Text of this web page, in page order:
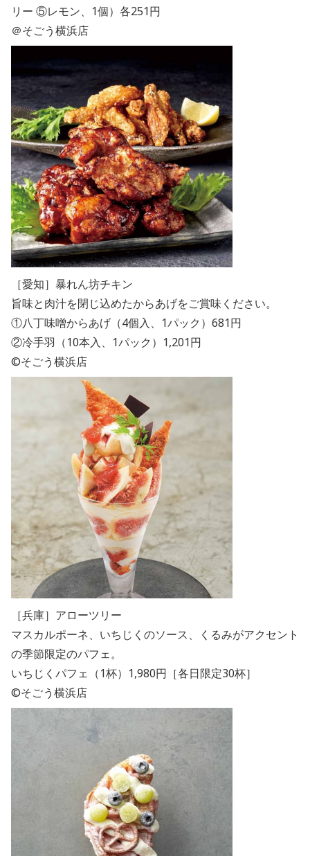
リー ⑤レモン、1個）各251円
＠そごう横浜店
［愛知］暴れん坊チキン
旨味と肉汁を閉じ込めたからあげをご賞味ください。
①八丁味噌からあげ（4個入、1パック）681円
②冷手羽（10本入、1パック）1,201円
©そごう横浜店
［兵庫］アローツリー
マスカルポーネ、いちじくのソース、くるみがアクセント
の季節限定のパフェ。
いちじくパフェ（1杯）1,980円［各日限定30杯］
©そごう横浜店